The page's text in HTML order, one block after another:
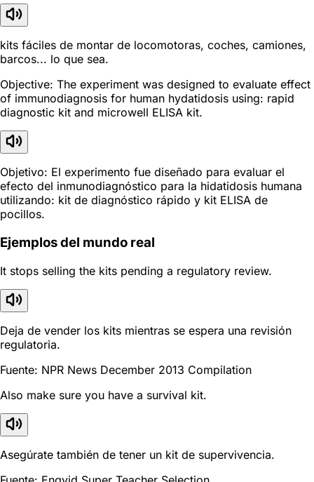
kits fáciles de montar de locomotoras, coches, camiones,
barcos... lo que sea.
Objective: The experiment was designed to evaluate effect
of immunodiagnosis for human hydatidosis using: rapid
diagnostic kit and microwell ELISA kit.
Objetivo: El experimento fue diseñado para evaluar el
efecto del inmunodiagnóstico para la hidatidosis humana
utilizando: kit de diagnóstico rápido y kit ELISA de
pocillos.
Ejemplos del mundo real
It stops selling the kits pending a regulatory review.
Deja de vender los kits mientras se espera una revisión
regulatoria.
Fuente: NPR News December 2013 Compilation
Also make sure you have a survival kit.
Asegúrate también de tener un kit de supervivencia.